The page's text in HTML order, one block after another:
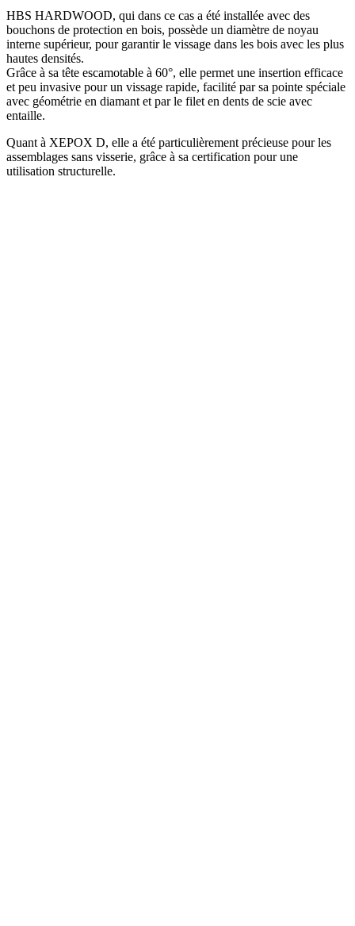
HBS HARDWOOD, qui dans ce cas a été installée avec des
bouchons de protection en bois, possède un diamètre de noyau
interne supérieur, pour garantir le vissage dans les bois avec les plus
hautes densités.
Grâce à sa tête escamotable à 60°, elle permet une insertion efficace
et peu invasive pour un vissage rapide, facilité par sa pointe spéciale
avec géométrie en diamant et par le filet en dents de scie avec
entaille.
Quant à XEPOX D, elle a été particulièrement précieuse pour les
assemblages sans visserie, grâce à sa certification pour une
utilisation structurelle.